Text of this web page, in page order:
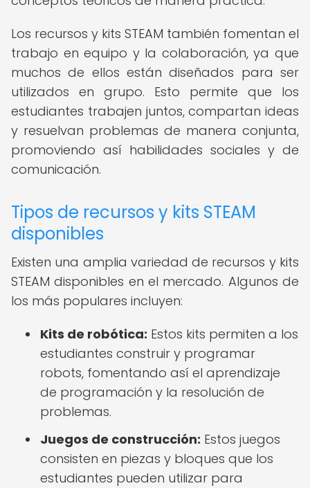
Los recursos y kits STEAM también fomentan el
trabajo en equipo y la colaboración, ya que
muchos de ellos están diseñados para ser
utilizados en grupo. Esto permite que los
estudiantes trabajen juntos, compartan ideas
y resuelvan problemas de manera conjunta,
promoviendo así habilidades sociales y de
comunicación.
Tipos de recursos y kits STEAM
disponibles
Existen una amplia variedad de recursos y kits
STEAM disponibles en el mercado. Algunos de
los más populares incluyen:
Kits de robótica: Estos kits permiten a los
estudiantes construir y programar
robots, fomentando así el aprendizaje
de programación y la resolución de
problemas.
Juegos de construcción: Estos juegos
consisten en piezas y bloques que los
estudiantes pueden utilizar para